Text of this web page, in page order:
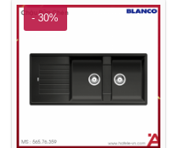
- 30%